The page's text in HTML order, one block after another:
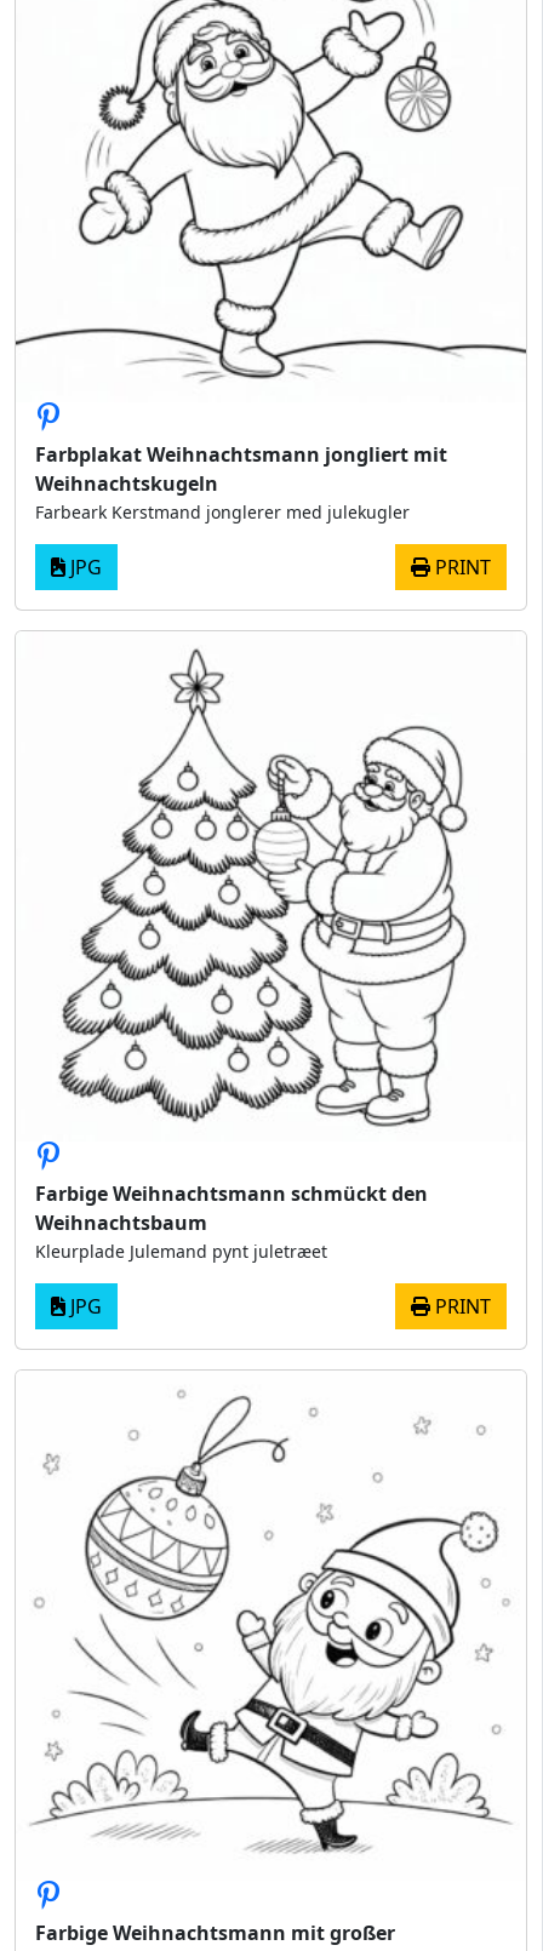
Farbplakat Weihnachtsmann jongliert mit
Weihnachtskugeln
Farbeark Kerstmand jonglerer med julekugler
JPG PRINT
Farbige Weihnachtsmann schmückt den
Weihnachtsbaum
Kleurplade Julemand pynt juletræet
JPG PRINT
Farbige Weihnachtsmann mit großer